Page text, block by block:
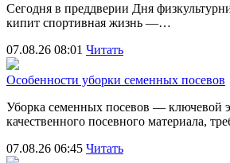
Сегодня в преддверии Дня
кипит спортивная жизнь —…
07.08.26 08:01 Читать
Особенности уборки семенных посевов
Уборка семенных посевов — ключевой
качественного посевного материала,
07.08.26 06:45 Читать